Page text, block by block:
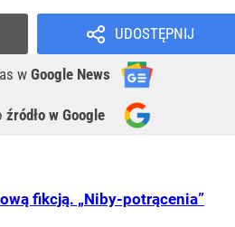
UDOSTĘPNIJ
w Google News
źródło w Google
fikcją. „Niby-potrącenia”